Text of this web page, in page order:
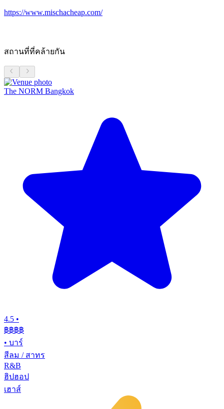
https://www.mischacheap.com/
สถานที่ที่คล้ายกัน
The NORM Bangkok
4.5 •
฿฿฿฿
• บาร์
สีลม / สาทร
R&B
ฮิปฮอป
เฮาส์